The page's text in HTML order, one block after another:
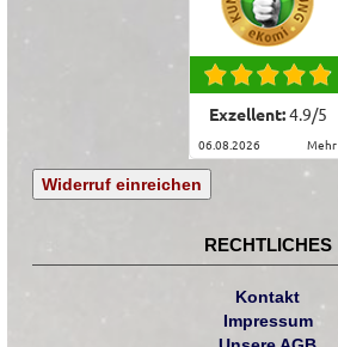
Exzellent:4.9/5
06.08.2026 mehr
Widerruf einreichen
RECHTLICHES
Kontakt
Impressum